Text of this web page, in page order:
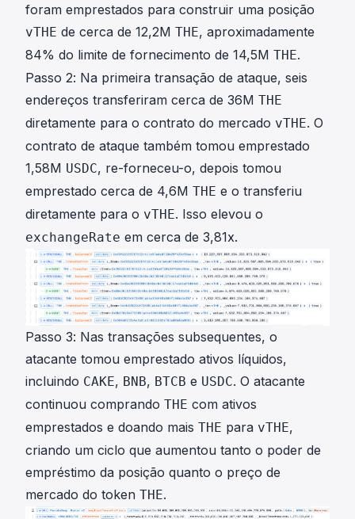
foram emprestados para construir uma posição
vTHE de cerca de 12,2M THE, aproximadamente
84% do limite de fornecimento de 14,5M THE.
Passo 2: Na primeira transação de ataque, seis
endereços transferiram cerca de 36M THE
diretamente para o contrato do mercado vTHE. O
contrato de ataque também tomou emprestado
1,58M USDC, re-forneceu-o, depois tomou
emprestado cerca de 4,6M THE e o transferiu
diretamente para o vTHE. Isso elevou o
exchangeRate em cerca de 3,81x.
Passo 3: Nas transações subsequentes, o
atacante tomou emprestado ativos líquidos,
incluindo CAKE, BNB, BTCB e USDC. O atacante
continuou comprando THE com ativos
emprestados e doando mais THE para vTHE,
criando um ciclo que aumentou tanto o poder de
empréstimo da posição quanto o preço de
mercado do token THE.